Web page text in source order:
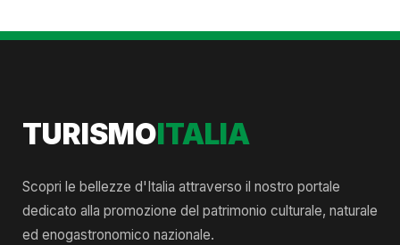
TURISMOITALIA
Scopri le bellezze d'Italia attraverso il nostro portale
dedicato alla promozione del patrimonio culturale, naturale
ed enogastronomico nazionale.